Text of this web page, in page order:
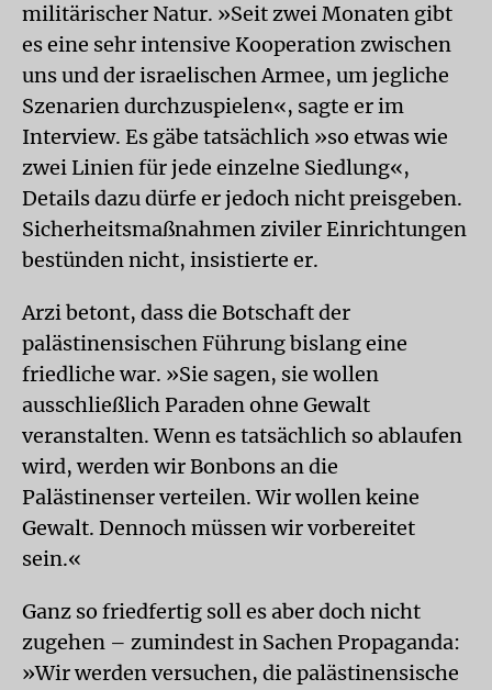
militärischer Natur. »Seit zwei Monaten gibt
es eine sehr intensive Kooperation zwischen
uns und der israelischen Armee, um jegliche
Szenarien durchzuspielen«, sagte er im
Interview. Es gäbe tatsächlich »so etwas wie
zwei Linien für jede einzelne Siedlung«,
Details dazu dürfe er jedoch nicht preisgeben.
Sicherheitsmaßnahmen ziviler Einrichtungen
bestünden nicht, insistierte er.
Arzi betont, dass die Botschaft der
palästinensischen Führung bislang eine
friedliche war. »Sie sagen, sie wollen
ausschließlich Paraden ohne Gewalt
veranstalten. Wenn es tatsächlich so ablaufen
wird, werden wir Bonbons an die
Palästinenser verteilen. Wir wollen keine
Gewalt. Dennoch müssen wir vorbereitet
sein.«
Ganz so friedfertig soll es aber doch nicht
zugehen – zumindest in Sachen Propaganda:
»Wir werden versuchen, die palästinensische